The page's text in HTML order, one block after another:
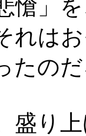
愴」
れは
たの
り